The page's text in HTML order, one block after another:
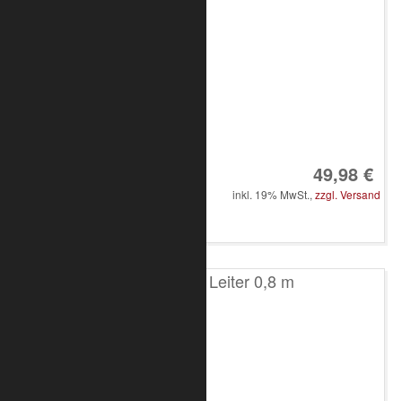
49,98 €
inkl. 19% MwSt., zzgl. Versand
T100 2-Punkt Leiter 0,8 m